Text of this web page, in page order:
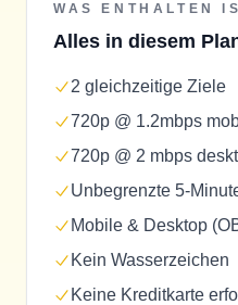
WAS ENTHALTEN
Alles in diesem
2 gleichzeitige Ziele
720p @ 1.2mbps
720p @ 2 mbps
Unbegrenzte 5-
Mobile & Desktop
Kein Wasserzeichen
Keine Kreditkarte